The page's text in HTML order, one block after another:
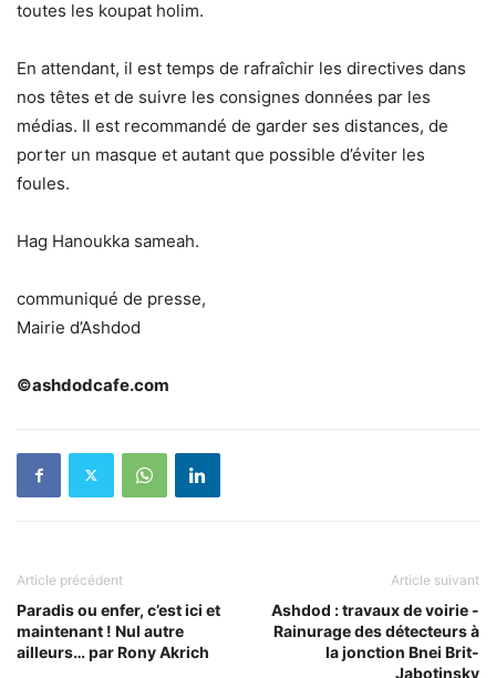
toutes les koupat holim.
En attendant, il est temps de rafraîchir les directives dans
nos têtes et de suivre les consignes données par les
médias. Il est recommandé de garder ses distances, de
porter un masque et autant que possible d’éviter les
foules.
Hag Hanoukka sameah.
communiqué de presse,
Mairie d’Ashdod
©ashdodcafe.com
Article précédent
Paradis ou enfer, c’est ici et
maintenant ! Nul autre
ailleurs… par Rony Akrich
Article suivant
Ashdod : travaux de voirie -
Rainurage des détecteurs à
la jonction Bnei Brit-
Jabotinsky